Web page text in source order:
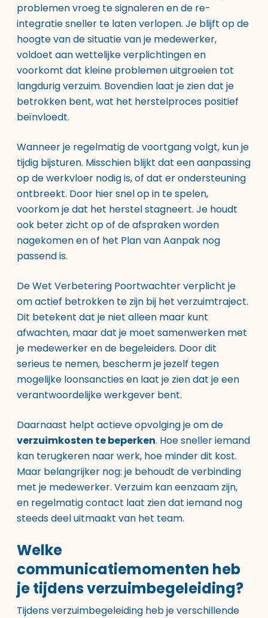
problemen vroeg te signaleren en de re-
integratie sneller te laten verlopen. Je blijft op de
hoogte van de situatie van je medewerker,
voldoet aan wettelijke verplichtingen en
voorkomt dat kleine problemen uitgroeien tot
langdurig verzuim. Bovendien laat je zien dat je
betrokken bent, wat het herstelproces positief
beïnvloedt.
Wanneer je regelmatig de voortgang volgt, kun je
tijdig bijsturen. Misschien blijkt dat een aanpassing
op de werkvloer nodig is, of dat er ondersteuning
ontbreekt. Door hier snel op in te spelen,
voorkom je dat het herstel stagneert. Je houdt
ook beter zicht op of de afspraken worden
nagekomen en of het Plan van Aanpak nog
passend is.
De Wet Verbetering Poortwachter verplicht je
om actief betrokken te zijn bij het verzuimtraject.
Dit betekent dat je niet alleen maar kunt
afwachten, maar dat je moet samenwerken met
je medewerker en de begeleiders. Door dit
serieus te nemen, bescherm je jezelf tegen
mogelijke loonsancties en laat je zien dat je een
verantwoordelijke werkgever bent.
Daarnaast helpt actieve opvolging je om de
verzuimkosten te beperken. Hoe sneller iemand
kan terugkeren naar werk, hoe minder dit kost.
Maar belangrijker nog: je behoudt de verbinding
met je medewerker. Verzuim kan eenzaam zijn,
en regelmatig contact laat zien dat iemand nog
steeds deel uitmaakt van het team.
Welke
communicatiemomenten heb
je tijdens verzuimbegeleiding?
Tijdens verzuimbegeleiding heb je verschillende